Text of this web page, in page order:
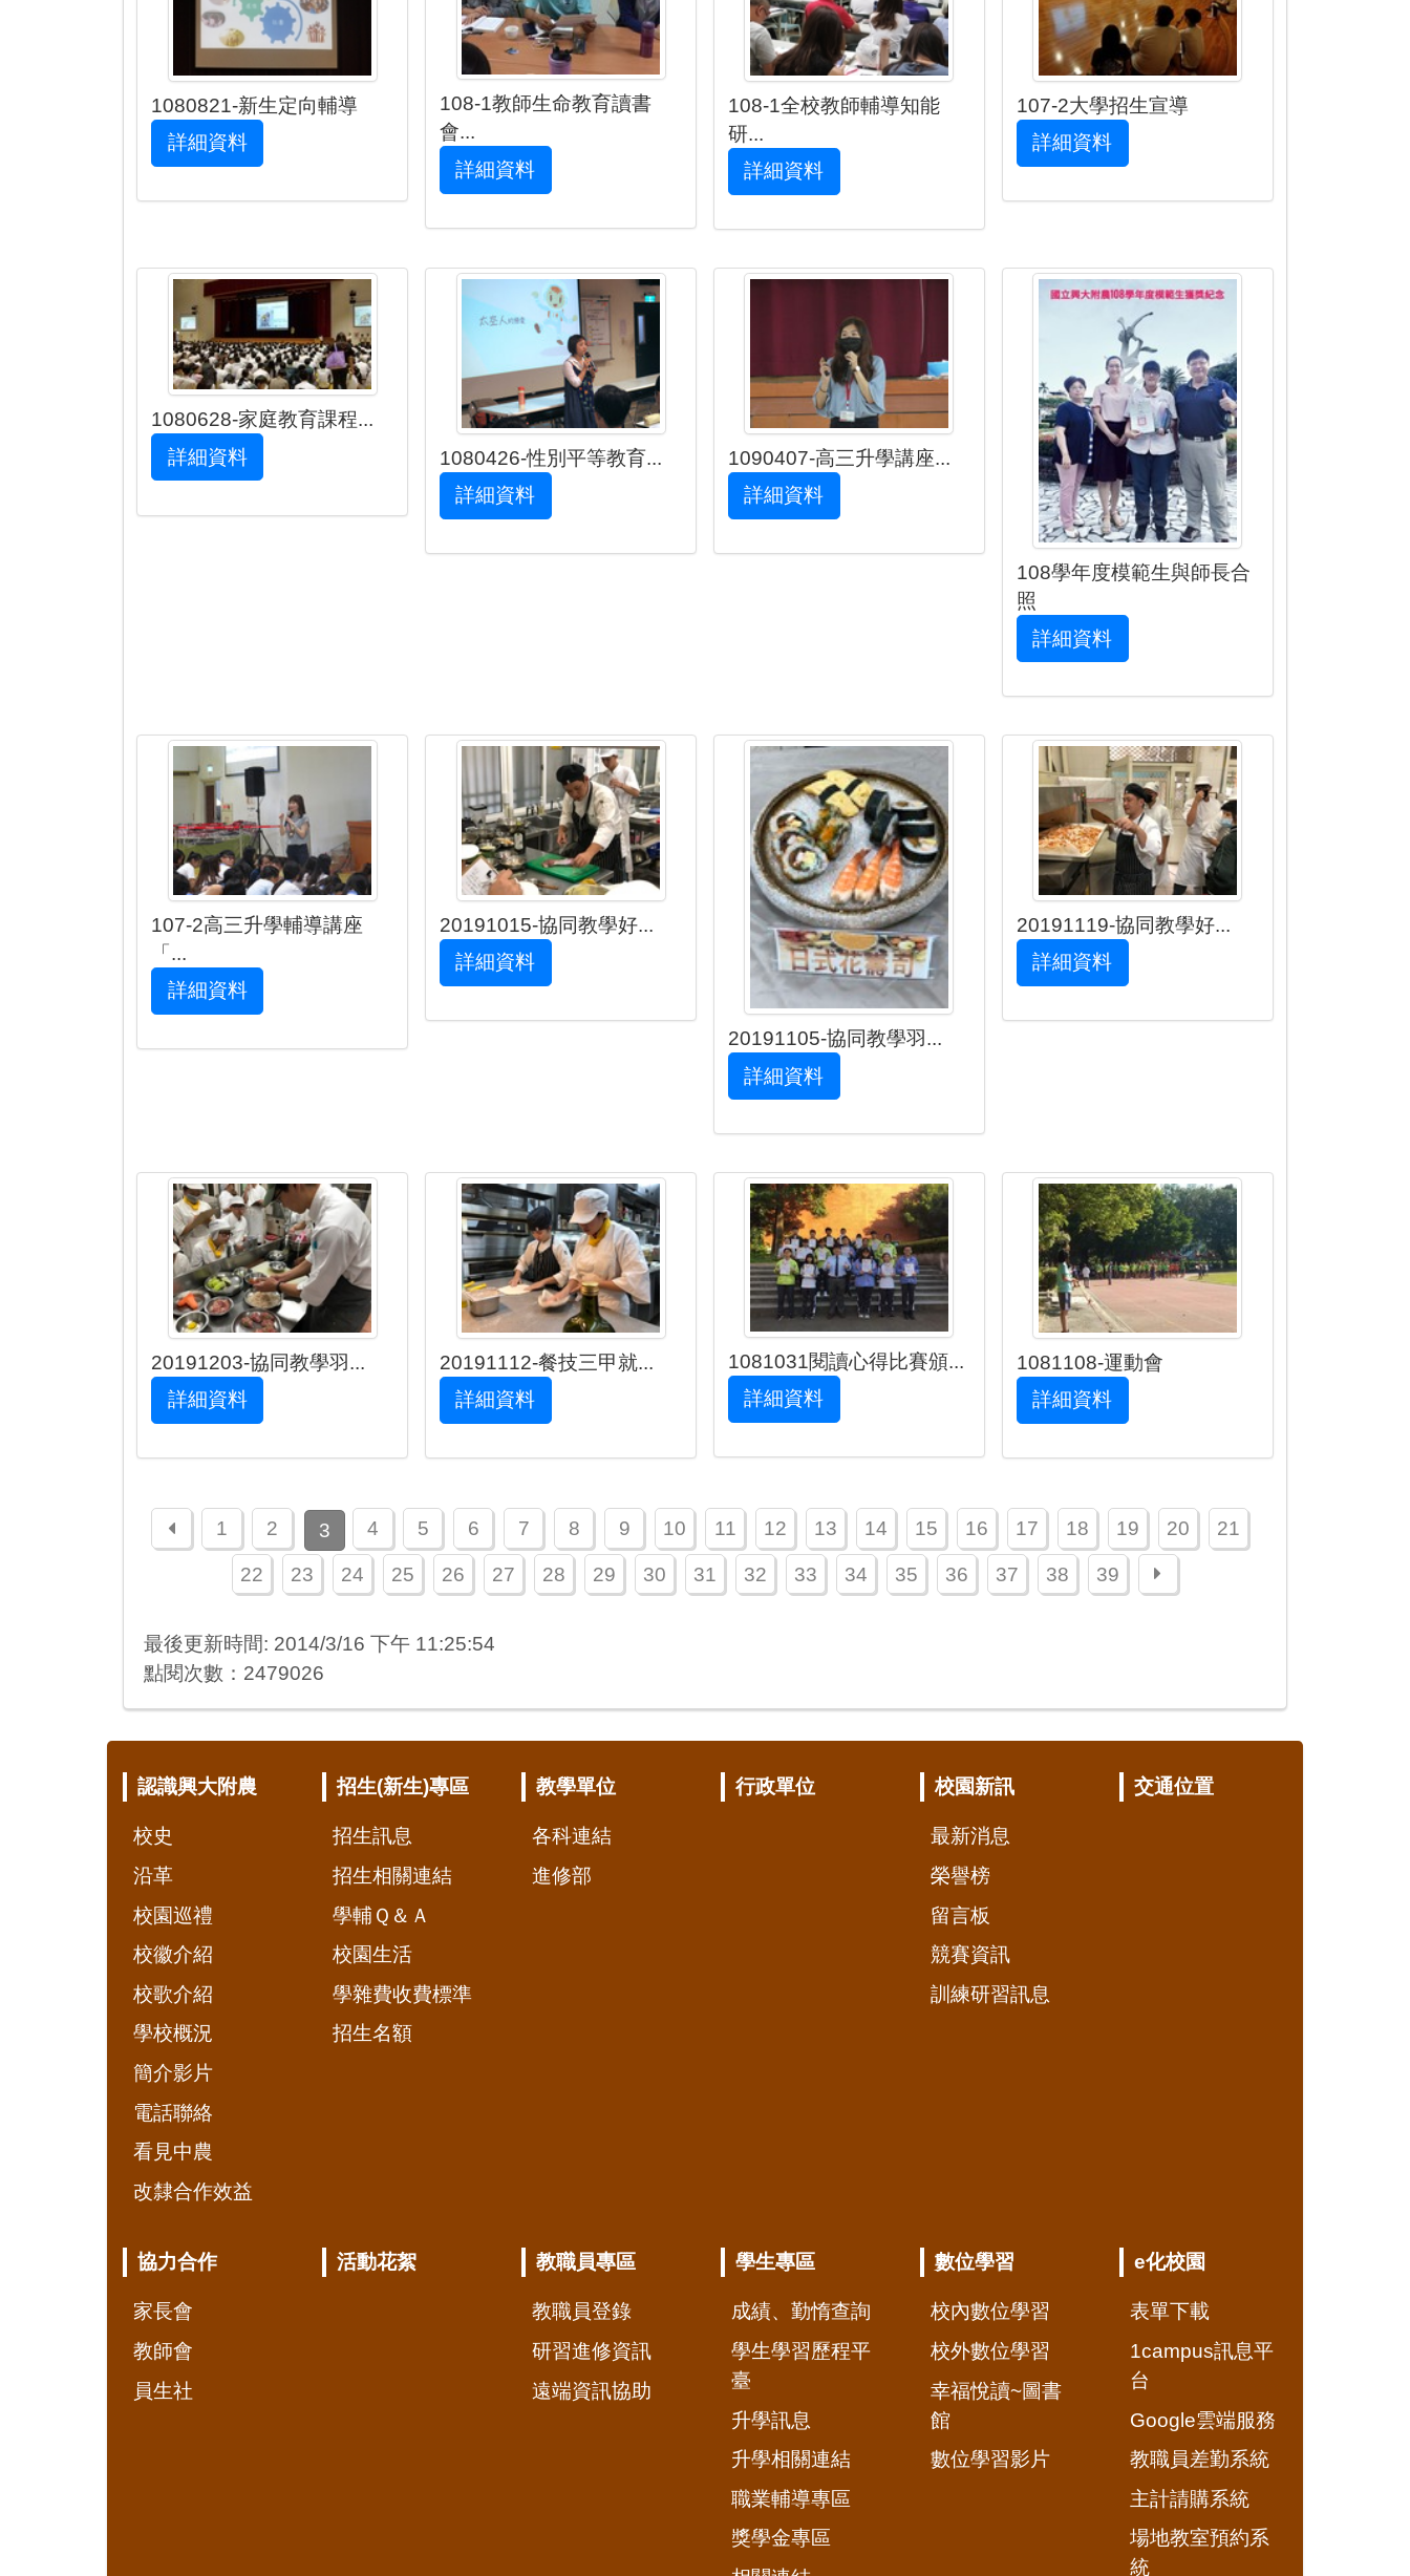
1080821-新生定向輔導
詳細資料
108-1教師生命教育讀書
會...
詳細資料
108-1全校教師輔導知能
研...
詳細資料
107-2大學招生宣導
詳細資料
1080628-家庭教育課程...
詳細資料
1080426-性別平等教育...
詳細資料
1090407-高三升學講座...
詳細資料
108學年度模範生與師長合
照
詳細資料
107-2高三升學輔導講座
「...
詳細資料
20191015-協同教學好...
詳細資料
20191105-協同教學羽...
詳細資料
20191119-協同教學好...
詳細資料
20191203-協同教學羽...
詳細資料
20191112-餐技三甲就...
詳細資料
1081031閱讀心得比賽頒...
詳細資料
1081108-運動會
詳細資料
上一頁
1 2 3 4 5 6 7 8 9 10 11 12 13 14 15 16 17 18 19 20 21
22 23 24 25 26 27 28 29 30 31 32 33 34 35 36 37 38 39 下一頁
最後更新時間: 2014/3/16 下午 11:25:54
點閱次數：2479026
認識興大附農
校史
沿革
校園巡禮
校徽介紹
校歌介紹
學校概況
簡介影片
電話聯絡
看見中農
改隸合作效益
招生(新生)專區
招生訊息
招生相關連結
學輔Ｑ＆Ａ
校園生活
學雜費收費標準
招生名額
教學單位
各科連結
進修部
行政單位 校園新訊
最新消息
榮譽榜
留言板
競賽資訊
訓練研習訊息
交通位置
協力合作
家長會
教師會
員生社
活動花絮 教職員專區
教職員登錄
研習進修資訊
遠端資訊協助
學生專區
成績、勤惰查詢
學生學習歷程平
臺
升學訊息
升學相關連結
職業輔導專區
獎學金專區
數位學習
校內數位學習
校外數位學習
幸福悅讀~圖書
館
數位學習影片
e化校園
表單下載
1campus訊息平
台
Google雲端服務
教職員差勤系統
主計請購系統
場地教室預約系
統